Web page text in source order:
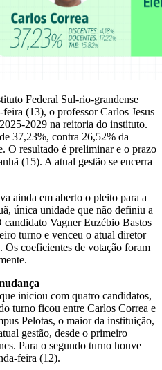
Federal Sul-rio-grandense
(13), o professor Carlos Jesus
2029 na reitoria do instituto.
37,23%, contra 26,52% da
O resultado é preliminar e o prazo
(15). A atual gestão se encerra
ainda em aberto o pleito para a
única unidade que não definiu a
Vagner Euzébio Bastos
turno e venceu o atual diretor
coeficientes de votação foram
iniciou com quatro candidatos,
turno ficou entre Carlos Correa e
Pelotas, o maior da instituição,
gestão, desde o primeiro
Para o segundo turno houve
feira (12).